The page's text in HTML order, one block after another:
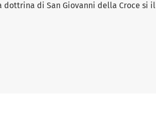
di San Giovanni della Croce si